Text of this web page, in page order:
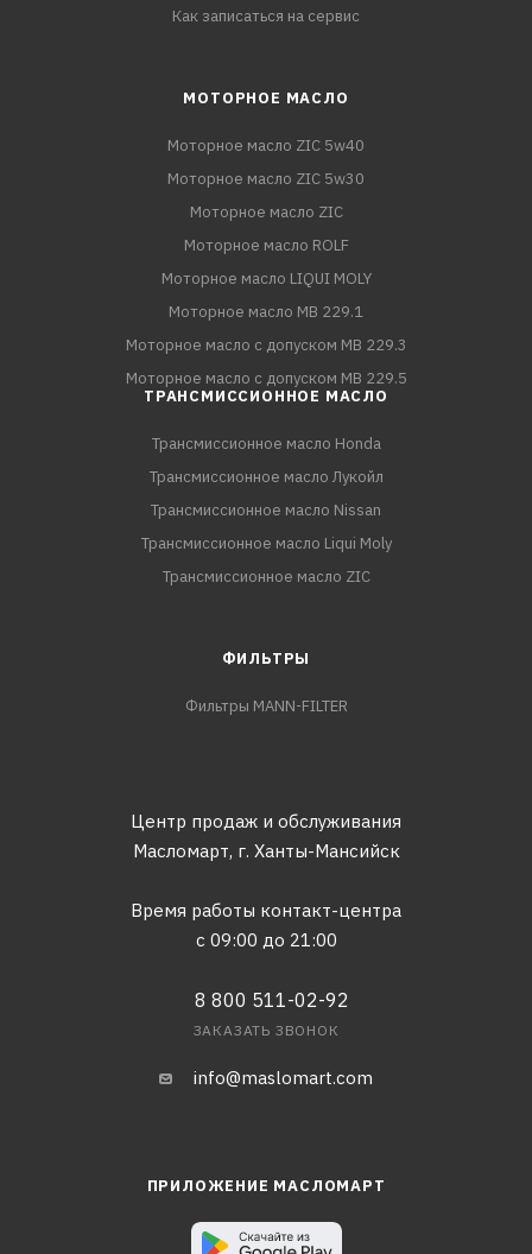
Как записаться на сервис
МОТОРНОЕ МАСЛО
Моторное масло ZIC 5w40
Моторное масло ZIC 5w30
Моторное масло ZIC
Моторное масло ROLF
Моторное масло LIQUI MOLY
Моторное масло MB 229.1
Моторное масло с допуском MB 229.3
Моторное масло с допуском MB 229.5
ТРАНСМИССИОННОЕ МАСЛО
Трансмиссионное масло Honda
Трансмиссионное масло Лукойл
Трансмиссионное масло Nissan
Трансмиссионное масло Liqui Moly
Трансмиссионное масло ZIC
ФИЛЬТРЫ
Фильтры MANN-FILTER
Центр продаж и обслуживания
Масломарт, г. Ханты-Мансийск
Время работы контакт-центра
с 09:00 до 21:00
8 800 511-02-92
ЗАКАЗАТЬ ЗВОНОК
info@maslomart.com
ПРИЛОЖЕНИЕ МАСЛОМАРТ